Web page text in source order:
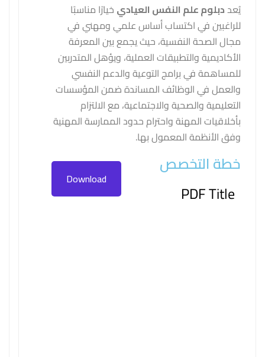
يُعددبلوم علم النفس العيادي خيارًا مناسبًا
للراغبين في اكتساب أساس علمي ومهني في
مجال الصحة النفسية، حيث يجمع بين المعرفة
الأكاديمية والتطبيقات العملية، ويؤهل المتدربين
للمساهمة في برامج التوعية والدعم النفسي
والعمل في الوظائف المساندة ضمن المؤسسات
التعليمية والصحية والاجتماعية، مع الالتزام
بأخلاقيات المهنة واحترام حدود الممارسة المهنية
وفق الأنظمة المعمول بها.
خطة التخصص
PDF Title
Download